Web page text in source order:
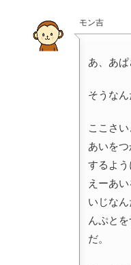
モン吉
あ、あぱ
そうなん
ここさ
あいを
するよ
えーあ
いじな
んぷと
だ。